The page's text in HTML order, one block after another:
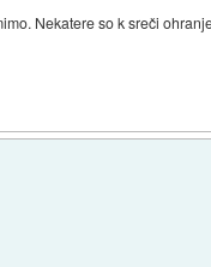
Nekatere so k sreči